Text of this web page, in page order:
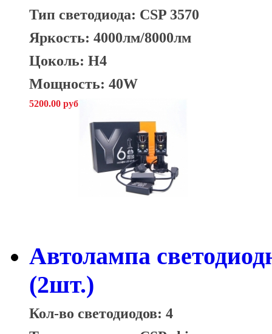
Тип светодиода: CSP 3570
Яркость: 4000лм/8000лм
Цоколь: H4
Мощность: 40W
5200.00 руб
Автолампа
(2шт.)
Кол-во светодиодов: 4